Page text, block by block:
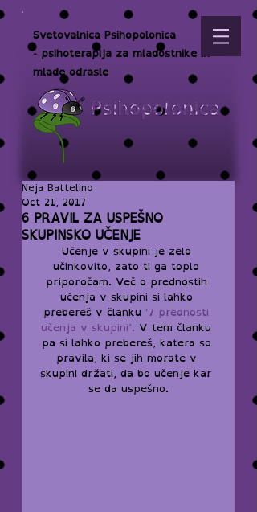
Svetovalnica Psihopolonica
- psihoterapija za mladostnike in
mlade odrasle
6 PRAVIL ZA USPEŠNO
SKUPINSKO UČENJE
Neja Battelino
Oct 21, 2017
Učenje v skupini je zelo
učinkovito, zato ti ga toplo
priporočam. Več o prednostih
učenja v skupini si lahko
prebereš v članku ‘7 prednosti
učenja v skupini’. V tem članku
pa si lahko prebereš, katera so
pravila, ki se jih morate v
skupini držati, da bo učenje kar
se da uspešno.